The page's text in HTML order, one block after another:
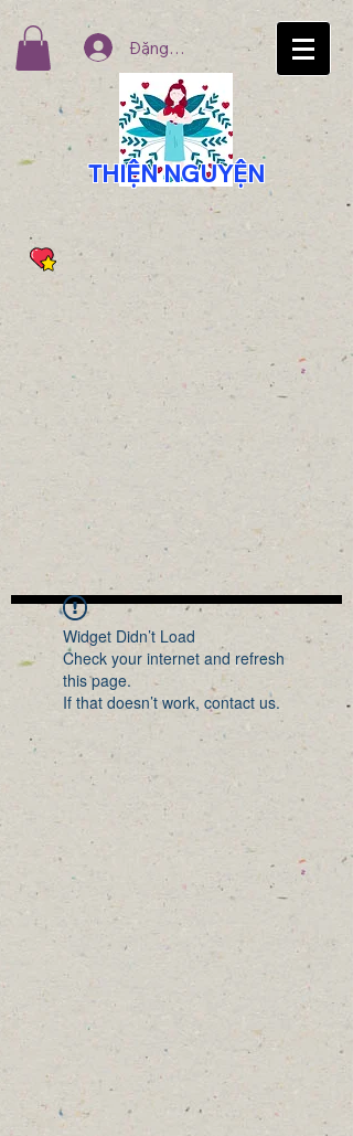
THIỆN NGUYỆN
Đăng nhập
Widget Didn’t Load
Check your internet and refresh
this page.
If that doesn’t work, contact us.